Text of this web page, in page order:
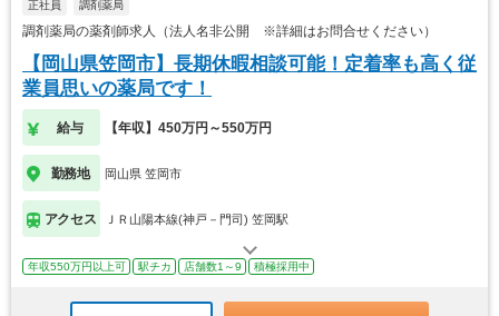
正社員 調剤薬局
調剤薬局の薬剤師求人（法人名非公開 ※詳細はお問合せください）
【岡山県笠岡市】長期休暇相談可能！定着率も高く従
業員思いの薬局です！
給与 【年収】450万円～550万円
勤務地 岡山県 笠岡市
アクセス ＪＲ山陽本線(神戸－門司) 笠岡駅
年収550万円以上可 駅チカ 店舗数1～9 積極採用中